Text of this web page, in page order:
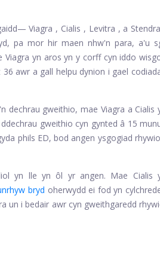
Viagra , Cialis , Levitra , a
pa mor hir maen nhw'n para, a'u
yn aros yn y corff cyn iddo
awr a gall helpu dynion i gael
dechrau gweithio, mae Viagra a Cialis
gweithio cyn gynted â 15
phils ED, bod angen ysgogiad
yn lle yn ôl yr angen. Mae Cialis
bryd oherwydd ei fod yn
un i bedair awr cyn gweithgaredd